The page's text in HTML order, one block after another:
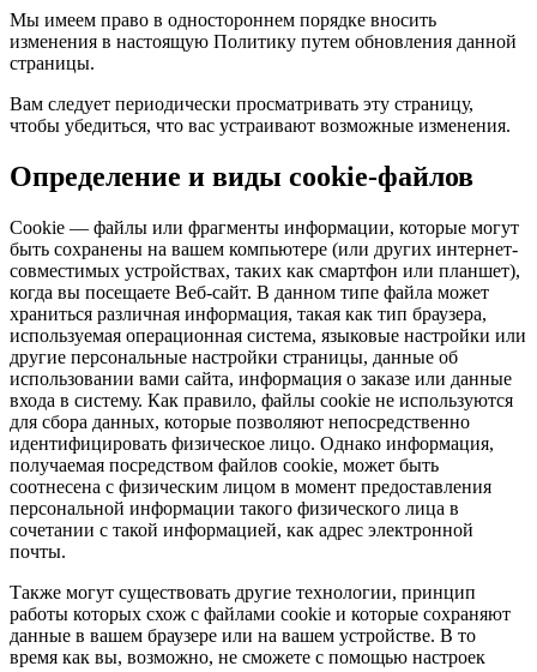
Мы имеем право в одностороннем порядке вносить
изменения в настоящую Политику путем обновления данной
страницы.
Вам следует периодически просматривать эту страницу,
чтобы убедиться, что вас устраивают возможные изменения.
Определение и виды cookie-файлов
Cookie — файлы или фрагменты информации, которые могут
быть сохранены на вашем компьютере (или других интернет-
совместимых устройствах, таких как смартфон или планшет),
когда вы посещаете Веб-сайт. В данном типе файла может
храниться различная информация, такая как тип браузера,
используемая операционная система, языковые настройки или
другие персональные настройки страницы, данные об
использовании вами сайта, информация о заказе или данные
входа в систему. Как правило, файлы cookie не используются
для сбора данных, которые позволяют непосредственно
идентифицировать физическое лицо. Однако информация,
получаемая посредством файлов cookie, может быть
соотнесена с физическим лицом в момент предоставления
персональной информации такого физического лица в
сочетании с такой информацией, как адрес электронной
почты.
Также могут существовать другие технологии, принцип
работы которых схож с файлами cookie и которые сохраняют
данные в вашем браузере или на вашем устройстве. В то
время как вы, возможно, не сможете с помощью настроек